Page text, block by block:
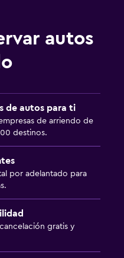
autos
de autos para ti
de arriendo de
destinos.
por adelantado para
gratis y